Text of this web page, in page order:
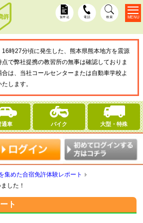
仮申込 電話 検索
16時27分頃に発生した、熊本県熊本地方を震源
で弊社提携の教習所の無事は確認しておりま
は、当社コールセンターまたは自動車学校よ
します。
通車 バイク 大型・特殊
MENU
集めた合宿免許体験レポート
した！
ト